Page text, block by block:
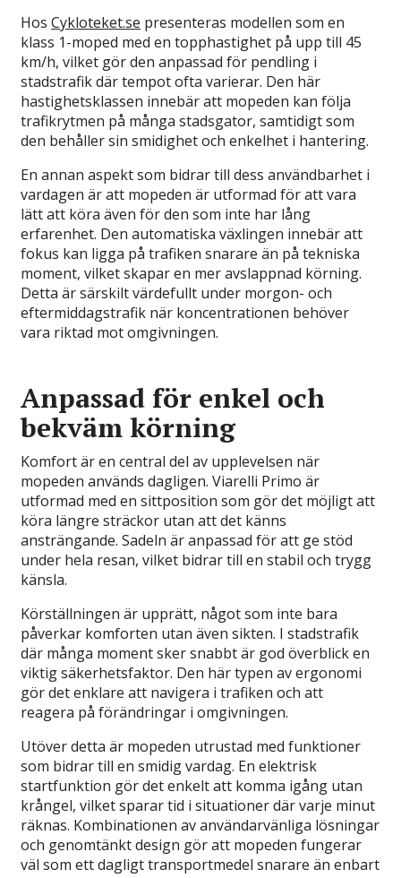
HosCykloteket.se presenteras modellen som en
klass 1-moped med en topphastighet på upp till 45
km/h, vilket gör den anpassad för pendling i
stadstrafik där tempot ofta varierar. Den här
hastighetsklassen innebär att mopeden kan följa
trafikrytmen på många stadsgator, samtidigt som
den behåller sin smidighet och enkelhet i hantering.
En annan aspekt som bidrar till dess användbarhet i
vardagen är att mopeden är utformad för att vara
lätt att köra även för den som inte har lång
erfarenhet. Den automatiska växlingen innebär att
fokus kan ligga på trafiken snarare än på tekniska
moment, vilket skapar en mer avslappnad körning.
Detta är särskilt värdefullt under morgon- och
eftermiddagstrafik när koncentrationen behöver
vara riktad mot omgivningen.
Anpassad för enkel och
bekväm körning
Komfort är en central del av upplevelsen när
mopeden används dagligen. Viarelli Primo är
utformad med en sittposition som gör det möjligt att
köra längre sträckor utan att det känns
ansträngande. Sadeln är anpassad för att ge stöd
under hela resan, vilket bidrar till en stabil och trygg
känsla.
Körställningen är upprätt, något som inte bara
påverkar komforten utan även sikten. I stadstrafik
där många moment sker snabbt är god överblick en
viktig säkerhetsfaktor. Den här typen av ergonomi
gör det enklare att navigera i trafiken och att
reagera på förändringar i omgivningen.
Utöver detta är mopeden utrustad med funktioner
som bidrar till en smidig vardag. En elektrisk
startfunktion gör det enkelt att komma igång utan
krångel, vilket sparar tid i situationer där varje minut
räknas. Kombinationen av användarvänliga lösningar
och genomtänkt design gör att mopeden fungerar
väl som ett dagligt transportmedel snarare än enbart